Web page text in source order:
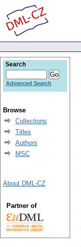
Search
Advanced Search
Browse
Collections
Titles
Authors
MSC
About DML-CZ
Partner of